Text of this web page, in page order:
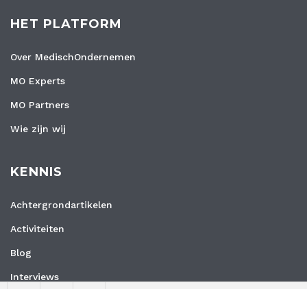
HET PLATFORM
Over MedischOndernemen
MO Experts
MO Partners
Wie zijn wij
KENNIS
Achtergrondartikelen
Activiteiten
Blog
Interviews